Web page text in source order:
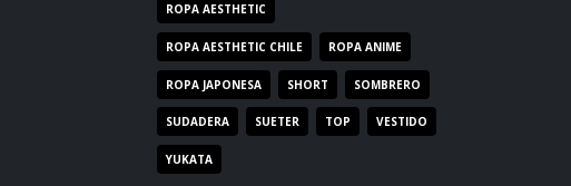
ROPA AESTHETIC
ROPA AESTHETIC CHILE ROPA ANIME
ROPA JAPONESA SHORT SOMBRERO
SUDADERA SUETER TOP VESTIDO
YUKATA